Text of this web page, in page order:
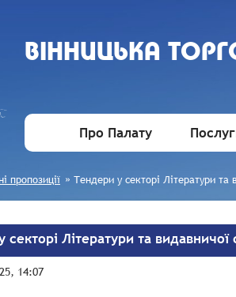
ВIННИЦЬКА
Про Палату
пропозиції » Тендери у секторі Літератури
Літератури та
14:07